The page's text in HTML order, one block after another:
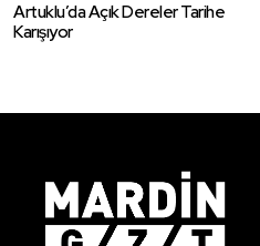
Artuklu’da Açık Dereler Tarihe
Karışıyor